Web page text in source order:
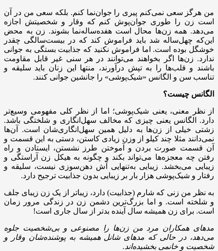
من هرگز سعی نمی‌کنم پیری را جوان‌نما کنم. بلکه سعی من در آن
است زن را طوری جوان‌پوش کنم که وقار و شخصیتش اجازه
می‌دهد. همه زن‌ها محال است هفده‌ساله‌نما بشوند. زن به محض
این‌که چهل‌ساله شد باید فراموش کند که در بیست‌سالگی چقدر
خوشگل بوده است. اما فراموش نکنید که جذابیت بستگی به جوانی
ندارد. زن‌ها اگر بخواهند می‌توانند در هر سنی غیر قابل مقاومت
باشند و قلب‌ها را به تپش درآورند، منتها این زنان باید سلیقه و
تناسب سن و الگانس «شیک‌پوشی» را جانشین جوانی کنند.
الگانس چیست؟
از نظر معنی، یعنی شیک‌پوشی؛ اما از نظر کلی مفهومی وسیع‌تر
دارد. الگانس یعنی چیزی که مخالف سهل‌انگاری و شلختگی باشد.
زشتی خیلی از زن‌ها به دلیل همین سهل‌انگاری‌شان است. آن‌ها
نمی‌دانند مثلا چند کیلو از وزن زیادی کاستن، دستی به این قسمت و
آن قسمت صورت بردن و آموختن طرز نشستن، ایستادن و راه
رفتن چه معجزه‌ها می‌تواند بکند و چگونه به هیکل زن آراستگی و
زیبایی می‌بخشد. زیبایی به‌تنهایی آش دهن‌سوزی نیست، سلیقه و
رفتار و شیک‌پوشی هزار بار بر زیبایی بدون جذابیت ترجیح دارد.
به نظر من زنی که شارم (جذابیت) دارد، زیباتر از یک زن زیبای جلف
و شلخته است. و اما بزرگ‌ترین دشمن زن در زندگی مرور زمان
است. برای زن همیشه سال آینده بدتر از سال جاری است!
مدهای همکاران مرد من زن‌ها را مصنوعی و بی‌شخصیت جلوه
می‌دهد، در حالی که مدهای شانل همیشه به پوشنده‌شان وقار و
شخصیت و خانمی بخشیده‌اند.